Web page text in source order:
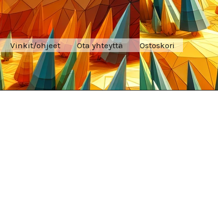
Vinkit/ohjeet Ota yhteyttä Ostoskori